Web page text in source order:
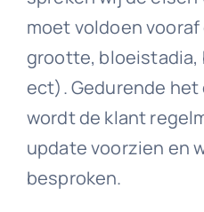
moet voldoen
grootte,
ect). Gedurende
wordt de klant
update voorzien en
besproken.